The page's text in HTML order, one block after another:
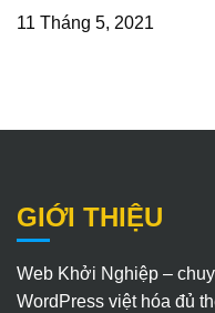
11 Tháng 5, 2021
GIỚI THIỆU
Web Khởi Nghiệp –
WordPress việt hóa đủ